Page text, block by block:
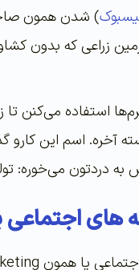
) شدن همون
استفاده می‌کنن
آخره. اسم این کارو
به دردتون می‌خوره:
های